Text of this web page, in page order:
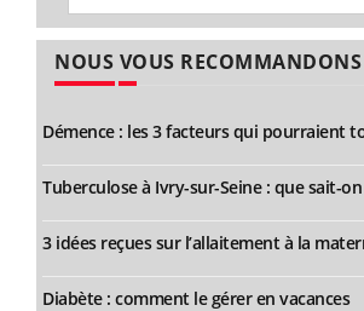
NOUS VOUS RECOMMANDONS
Démence : les 3 facteurs qui pourraient
Tuberculose à Ivry-sur-Seine : que sait-
3 idées reçues sur l’allaitement à la
Diabète : comment le gérer en vacances